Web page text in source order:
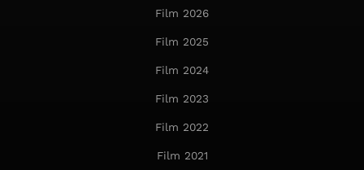
Film 2026
Film 2025
Film 2024
Film 2023
Film 2022
Film 2021